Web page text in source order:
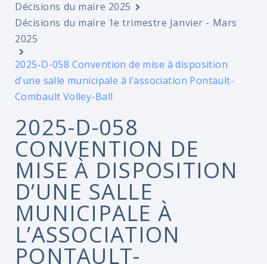
Décisions du maire 2025
Décisions du maire 1e trimestre Janvier - Mars
2025
2025-D-058 Convention de mise à disposition
d’une salle municipale à l’association Pontault-
Combault Volley-Ball
2025-D-058
CONVENTION DE
MISE À DISPOSITION
D’UNE SALLE
MUNICIPALE À
L’ASSOCIATION
PONTAULT-